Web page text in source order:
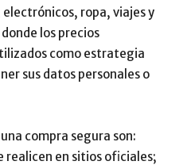
ropa, viajes y
los precios
como estrategia
sus datos personales o
compra segura son:
realicen en sitios oficiales;